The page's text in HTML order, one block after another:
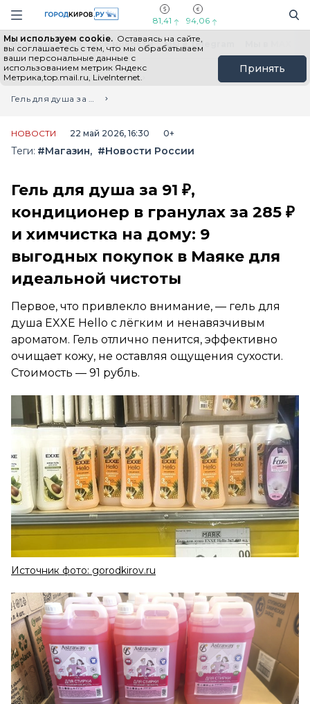
Навигация сайта
81,41 94,06
Мы используем cookie. Оставаясь на сайте,
вы соглашаетесь с тем, что мы обрабатываем
ваши персональные данные с
использованием метрик Яндекс
Метрика,top.mail.ru, LiveInternet.
Принять
Выборы - 2026 Все новости Мы в Telegram
Главная
Лента новостей
Гель для душа за 91 ₽, кондиционер в гранулах за 285 ₽ и химчистка на дому: 9 выгодных покупок в Маяке для идеальной чистоты
НОВОСТИ 22 май 2026, 16:30 0+
Теги: #Магазин #Новости России
Гель для душа за 91 ₽,
кондиционер в гранулах за 285 ₽
и химчистка на дому: 9
выгодных покупок в Маяке для
идеальной чистоты
Первое, что привлекло внимание, — гель для
душа EXXE Hello с лёгким и ненавязчивым
ароматом. Гель отлично пенится, эффективно
очищает кожу, не оставляя ощущения сухости.
Стоимость — 91 рубль.
Источник фото: gorodkirov.ru